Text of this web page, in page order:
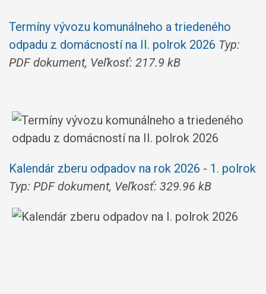
Termíny vývozu komunálneho a triedeného
odpadu z domácností na II. polrok 2026 Typ:
PDF dokument, Veľkosť: 217.9 kB
Kalendár zberu odpadov na rok 2026 - 1. polrok
Typ: PDF dokument, Veľkosť: 329.96 kB